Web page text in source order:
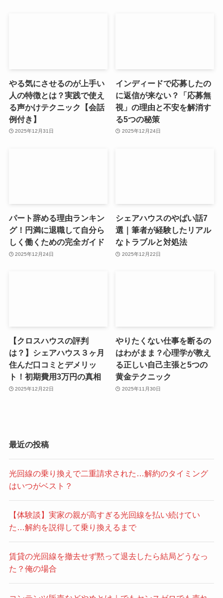
やる気にさせるのが上手い
人の特徴とは？実践で使え
る声かけテクニック【会話
例付き】
2025年12月31日
インディードで応募したの
に返信が来ない？「応募無
視」の理由と不安を解消す
る5つの秘策
2025年12月24日
パート辞める理由ランキン
グ！円満に退職して自分ら
しく働くための完全ガイド
2025年12月24日
シェアハウスのやばい話7
選｜筆者が経験したリアル
なトラブルと対処法
2025年12月22日
【クロスハウスの評判
は？】シェアハウス３ヶ月
住んだ口コミとデメリッ
ト！初期費用3万円の真相
2025年12月22日
やりたくない仕事を断るの
はわがまま？心理学が教え
る正しい自己主張と5つの
黄金テクニック
2025年11月30日
最近の投稿
光回線の乗り換えで二重請求された…解約のタイミング
はいつがベスト？
【体験談】実家の親が高すぎる光回線を払い続けてい
た…解約を説得して乗り換えるまで
賃貸の光回線を撤去せず黙って退去したら結局どうなっ
た？俺の場合